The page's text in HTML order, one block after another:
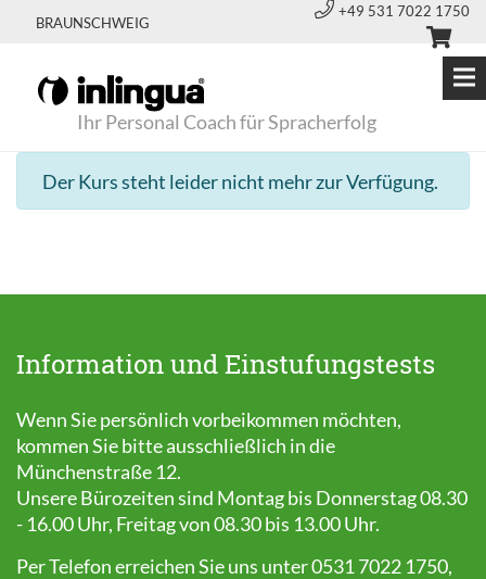
BRAUNSCHWEIG
+49 531 7022 1750
Ihr Personal Coach für Spracherfolg
Der Kurs steht leider nicht mehr zur Verfügung.
Information und Einstufungstests
Wenn Sie persönlich vorbeikommen möchten,
kommen Sie bitte ausschließlich in die
Münchenstraße 12.
Unsere Bürozeiten sind Montag bis Donnerstag 08.30
- 16.00 Uhr, Freitag von 08.30 bis 13.00 Uhr.
Per Telefon erreichen Sie uns unter 0531 7022 1750,